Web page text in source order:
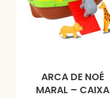
ARCA DE NOÉ
MARAL – CAIXA